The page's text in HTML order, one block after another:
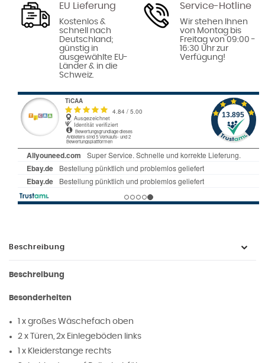
EU Lieferung
Kostenlos &
schnell nach
Deutschland;
günstig in
ausgewählte EU-
Länder & in die
Schweiz.
Service-Hotline
Wir stehen Ihnen
von Montag bis
Freitag von 09:00 -
16:30 Uhr zur
Verfügung!
Beschreibung
Beschreibung
Besonderheiten
1 x großes Wäschefach oben
2 x Türen, 2x Einlegeböden links
1 x Kleiderstange rechts